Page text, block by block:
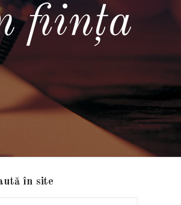
ființa
în site